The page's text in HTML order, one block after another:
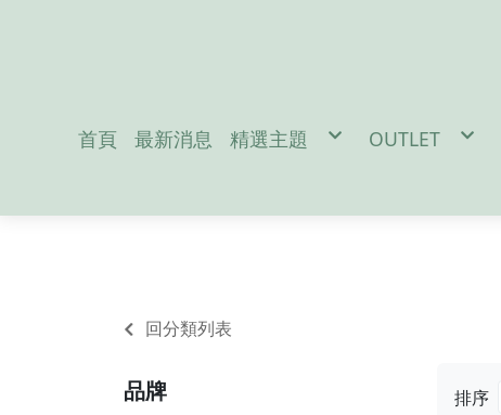
首頁 最新消息 精選主題
聖誕交換禮物
OUTLET
回分類列表
排序
品牌